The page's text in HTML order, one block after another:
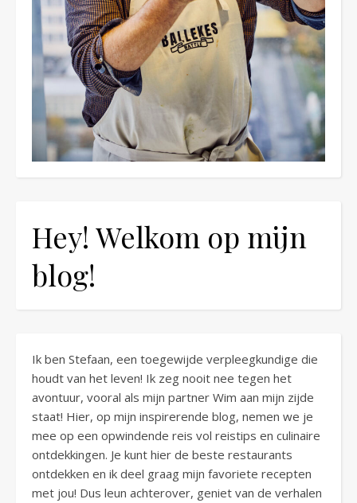
Hey! Welkom op mijn
blog!
Ik ben Stefaan, een toegewijde verpleegkundige die
houdt van het leven! Ik zeg nooit nee tegen het
avontuur, vooral als mijn partner Wim aan mijn zijde
staat! Hier, op mijn inspirerende blog, nemen we je
mee op een opwindende reis vol reistips en culinaire
ontdekkingen. Je kunt hier de beste restaurants
ontdekken en ik deel graag mijn favoriete recepten
met jou! Dus leun achterover, geniet van de verhalen